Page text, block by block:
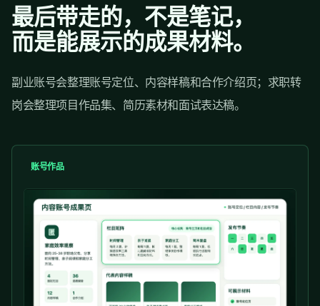
最后带走的，不是笔记，
而是能展示的成果材料。
副业账号会整理账号定位、内容样稿和合作介绍页；求职转
岗会整理项目作品集、简历素材和面试表达稿。
账号作品